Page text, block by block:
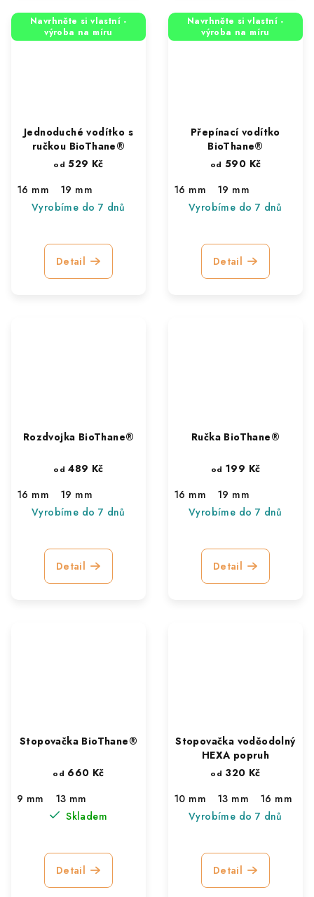
Navrhněte si vlastní -
výroba na míru
Jednoduché vodítko s
ručkou BioThane®
od 529 Kč
16 mm
19 mm
Vyrobíme do 7 dnů
Detail
Navrhněte si vlastní -
výroba na míru
Přepínací vodítko
BioThane®
od 590 Kč
16 mm
19 mm
Vyrobíme do 7 dnů
Detail
Rozdvojka BioThane®
od 489 Kč
16 mm
19 mm
Vyrobíme do 7 dnů
Detail
Ručka BioThane®
od 199 Kč
16 mm
19 mm
Vyrobíme do 7 dnů
Detail
Stopovačka BioThane®
od 660 Kč
9 mm
13 mm
Skladem
Detail
Stopovačka voděodolný
HEXA popruh
od 320 Kč
10 mm
13 mm
16 mm
Vyrobíme do 7 dnů
Detail